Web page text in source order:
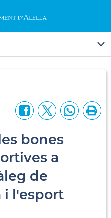
bones
a
de
i l'esport